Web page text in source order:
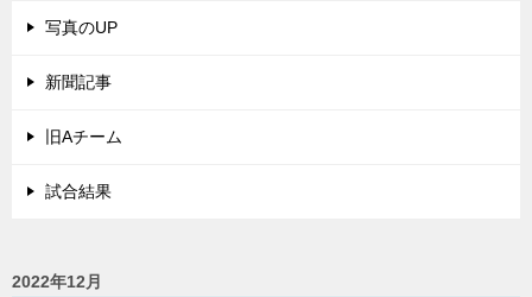
写真のUP
新聞記事
旧Aチーム
試合結果
2022年12月